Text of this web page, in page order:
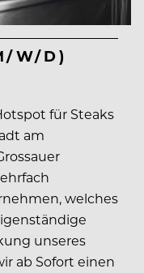
W/D)
für Steaks
am
welches
unseres
ab Sofort einen